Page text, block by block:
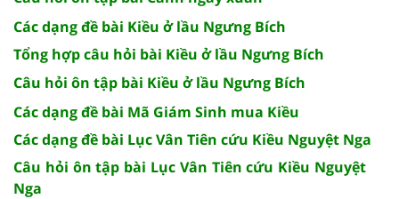
Các dạng đề bài Kiều ở lầu Ngưng Bích
Tổng hợp câu hỏi bài Kiều ở lầu Ngưng Bích
Câu hỏi ôn tập bài Kiều ở lầu Ngưng Bích
Các dạng đề bài Mã Giám Sinh mua Kiều
Các dạng đề bài Lục Vân Tiên cứu Kiều Nguyệt Nga
Câu hỏi ôn tập bài Lục Vân Tiên cứu Kiều Nguyệt
Nga